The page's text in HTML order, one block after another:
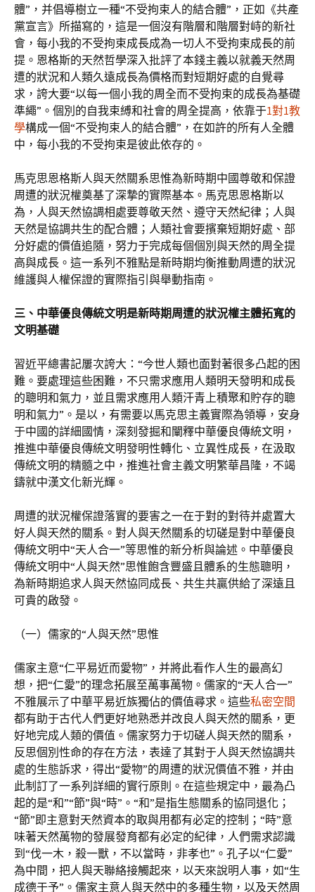
體”，并倡導樹立一種“不受拘束人的結合體”，正如《共產
黨宣言》所描寫的，這是一個沒有階層和階層對峙的新社
會，每小我的不受拘束成長成為一切人不受拘束成長的前
提。恩格斯的天然哲學深入批評了本錢主義以就義天然周
遭的狀況和人類久遠成長為價格而對短期好處的自覺尋
求，誇大要“以每一個小我的周全而不受拘束的成長為基礎
準繩”。個別的自我束縛和社會的周全提高，依靠于1對1教
學構成一個“不受拘束人的結合體”，在如許的所有人全體
中，每小我的不受拘束是彼此依存的。
馬克思恩格斯人與天然關系思惟為新時期中國尊敬和保證
周遭的狀況權奠基了深摯的實際基本。馬克思恩格斯以
為，人與天然協調相處要尊敬天然、遵守天然紀律；人與
天然是協調共生的配合體；人類社會要擯棄短期好處、部
分好處的價值追隨，努力于完成每個個別與天然的周全提
高與成長。這一系列不雅點是新時期均衡推動周遭的狀況
維護與人權保證的實際指引與舉動指南。
三、中華優良傳統文明是新時期周遭的狀況權主體拓寬的
文明基礎
習近平總書記屢次誇大：“今世人類也面對著很多凸起的困
難。要處理這些困難，不只需求應用人類明天發明和成長
的聰明和氣力，並且需求應用人類汗青上積聚和貯存的聰
明和氣力”。是以，有需要以馬克思主義實際為領導，安身
于中國的詳細國情，深刻發掘和闡釋中華優良傳統文明，
推進中華優良傳統文明發明性轉化、立異性成長，在汲取
傳統文明的精髓之中，推進社會主義文明繁華昌隆，不竭
鑄就中漢文化新光輝。
周遭的狀況權保證落實的要害之一在于對的對待并處置大
好人與天然的關系。對人與天然關系的切磋是對中華優良
傳統文明中“天人合一”等思惟的新分析與論述。中華優良
傳統文明中“人與天然”思惟飽含豐盛且體系的生態聰明，
為新時期追求人與天然協同成長、共生共贏供給了深遠且
可貴的啟發。
（一）儒家的“人與天然”思惟
儒家主意“仁平易近而愛物”，并將此看作人生的最高幻
想，把“仁愛”的理念拓展至萬事萬物。儒家的“天人合一”
不雅展示了中華平易近族獨佔的價值尋求。這些私密空間
都有助于古代人們更好地熟悉并改良人與天然的關系，更
好地完成人類的價值。儒家努力于切磋人與天然的關系，
反思個別性命的存在方法，表達了其對于人與天然協調共
處的生態訴求，得出“愛物”的周遭的狀況價值不雅，并由
此制訂了一系列詳細的實行原則。在這些規定中，最為凸
起的是“和”“節”與“時”。“和”是指生態關系的協同退化；
“節”即主意對天然資本的取與用都有必定的控制；“時”意
味著天然萬物的發展發育都有必定的紀律，人們需求認識
到“伐一木，殺一獸，不以當時，非孝也”。孔子以“仁愛”
為中間，把人與天聯絡接觸起來，以天來說明人事，如“生
成德于予”。儒家主意人與天然中的多種生物，以及天然周